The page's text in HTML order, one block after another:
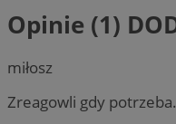
Opinie (1)
miłosz
Zreagowli gdy